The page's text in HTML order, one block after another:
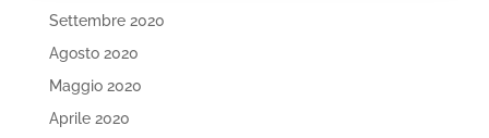
Settembre 2020
Agosto 2020
Maggio 2020
Aprile 2020